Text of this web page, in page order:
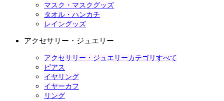
マスク・マスクグッズ
タオル・ハンカチ
レイングッズ
アクセサリー・ジュエリー
アクセサリー・ジュエリーカテゴリすべて
ピアス
イヤリング
イヤーカフ
リング